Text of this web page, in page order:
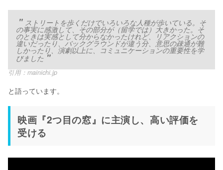
ストリートを歩くだけでいろいろな人種が歩いている。そ
の事実に感激して、その部分が（留学では）大きかった。そ
のときは実感として分からなかったけれど、リアクションの
違いだったり、バックグラウンドが違う分、意思の疎通が難
しかったり、演劇以上に、コミュニケーションの重要性を学
びました
引用：mainichi.jp
と語っています。
映画『2つ目の窓』に主演し、高い評価を
受ける